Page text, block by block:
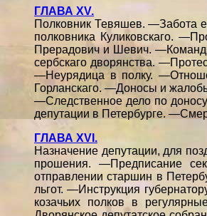
ГЛАВА XV.
Полковник Тевяшев. —Забота
полковника Куликовскаго.
Прерадович и Шевич.
сербскаго дворянства.
—Неурядица в полку.
Горланскаго. —Доносы и
—Следственное дело по
депутации в Петербурге.
ГЛАВА XVI.
Назначение депутации, для
прошения. —Предписание
отправлении старшин в
льгот. —Инструкция
козачьих полков в